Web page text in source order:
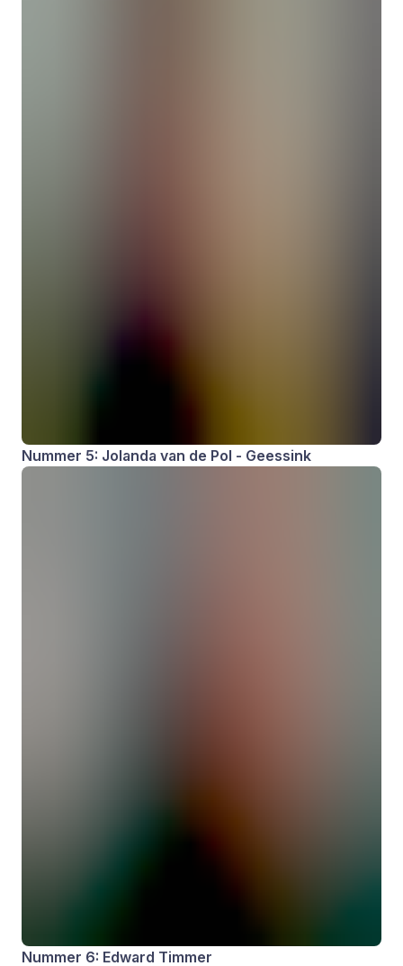
Nummer 5: Jolanda van de Pol - Geessink
Nummer 6: Edward Timmer